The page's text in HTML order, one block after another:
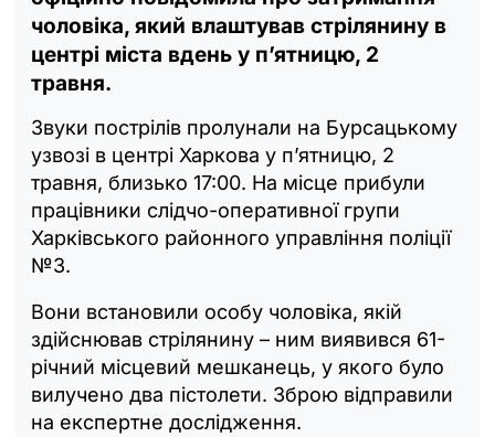
чоловіка, який влаштував стрілянину в
центрі міста вдень у п’ятницю, 2
травня.
Звуки пострілів пролунали на Бурсацькому
узвозі в центрі Харкова у п’ятницю, 2
травня, близько 17:00. На місце прибули
працівники слідчо-оперативної групи
Харківського районного управління поліції
№3.
Вони встановили особу чоловіка, якій
здійснював стрілянину – ним виявився 61-
річний місцевий мешканець, у якого було
вилучено два пістолети. Зброю відправили
на експертне дослідження.